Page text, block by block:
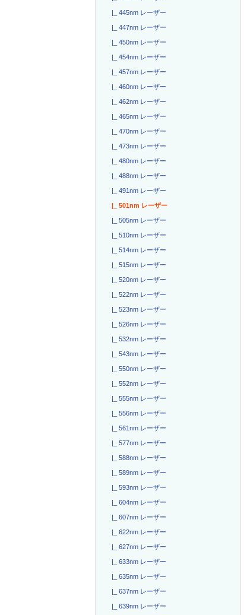
|_ 445nm レーザー
|_ 447nm レーザー
|_ 450nm レーザー
|_ 454nm レーザー
|_ 457nm レーザー
|_ 460nm レーザー
|_ 462nm レーザー
|_ 465nm レーザー
|_ 470nm レーザー
|_ 473nm レーザー
|_ 480nm レーザー
|_ 488nm レーザー
|_ 491nm レーザー
|_ 501nm レーザー
|_ 505nm レーザー
|_ 510nm レーザー
|_ 514nm レーザー
|_ 515nm レーザー
|_ 520nm レーザー
|_ 522nm レーザー
|_ 523nm レーザー
|_ 526nm レーザー
|_ 532nm レーザー
|_ 543nm レーザー
|_ 550nm レーザー
|_ 552nm レーザー
|_ 555nm レーザー
|_ 556nm レーザー
|_ 561nm レーザー
|_ 577nm レーザー
|_ 588nm レーザー
|_ 589nm レーザー
|_ 593nm レーザー
|_ 604nm レーザー
|_ 607nm レーザー
|_ 622nm レーザー
|_ 627nm レーザー
|_ 633nm レーザー
|_ 635nm レーザー
|_ 637nm レーザー
|_ 639nm レーザー